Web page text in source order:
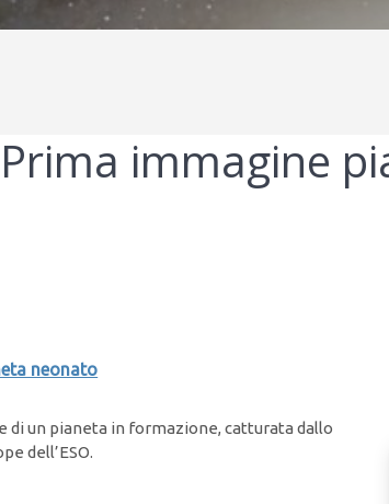
immagine
neonato
un pianeta in formazione, catturata dallo
dell’ESO.